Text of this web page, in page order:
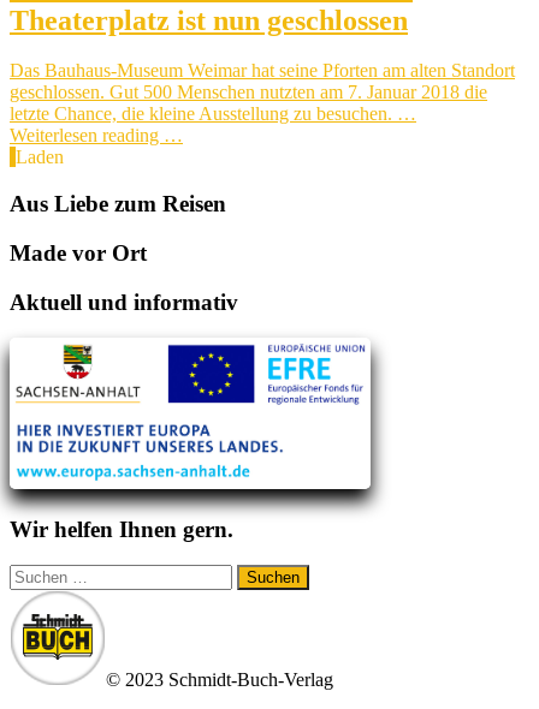
Theaterplatz ist nun geschlossen
Das Bauhaus-Museum Weimar hat seine Pforten am alten Standort
geschlossen. Gut 500 Menschen nutzten am 7. Januar 2018 die
letzte Chance, die kleine Ausstellung zu besuchen. …
Weiterlesen reading …
Laden
Aus Liebe zum Reisen
Made vor Ort
Aktuell und informativ
Wir helfen Ihnen gern.
Suchen
nach:
© 2023 Schmidt-Buch-Verlag